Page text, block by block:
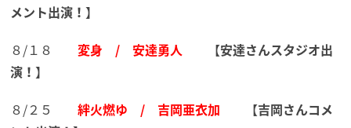
メント出演！】
８/１８
変身 / 安達勇人 【安達さんスタジオ出
演！】
８/２５
絆火燃ゆ / 吉岡亜衣加 【吉岡さんコメ